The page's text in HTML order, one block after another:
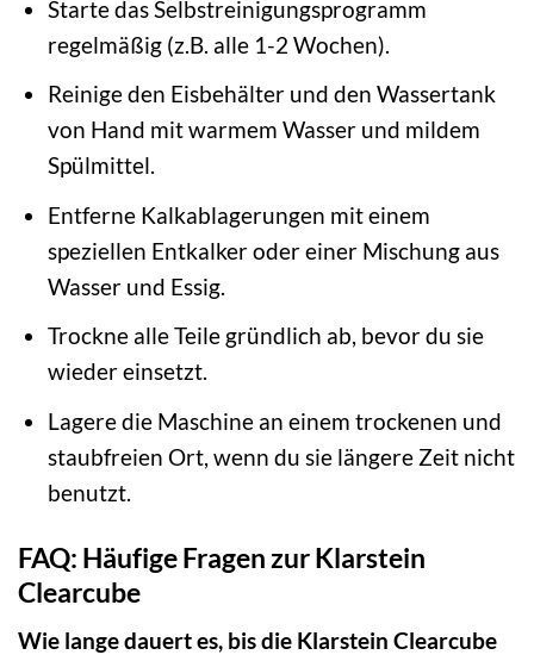
Starte das Selbstreinigungsprogramm
regelmäßig (z.B. alle 1-2 Wochen).
Reinige den Eisbehälter und den Wassertank
von Hand mit warmem Wasser und mildem
Spülmittel.
Entferne Kalkablagerungen mit einem
speziellen Entkalker oder einer Mischung aus
Wasser und Essig.
Trockne alle Teile gründlich ab, bevor du sie
wieder einsetzt.
Lagere die Maschine an einem trockenen und
staubfreien Ort, wenn du sie längere Zeit nicht
benutzt.
FAQ: Häufige Fragen zur Klarstein
Clearcube
Wie lange dauert es, bis die Klarstein Clearcube